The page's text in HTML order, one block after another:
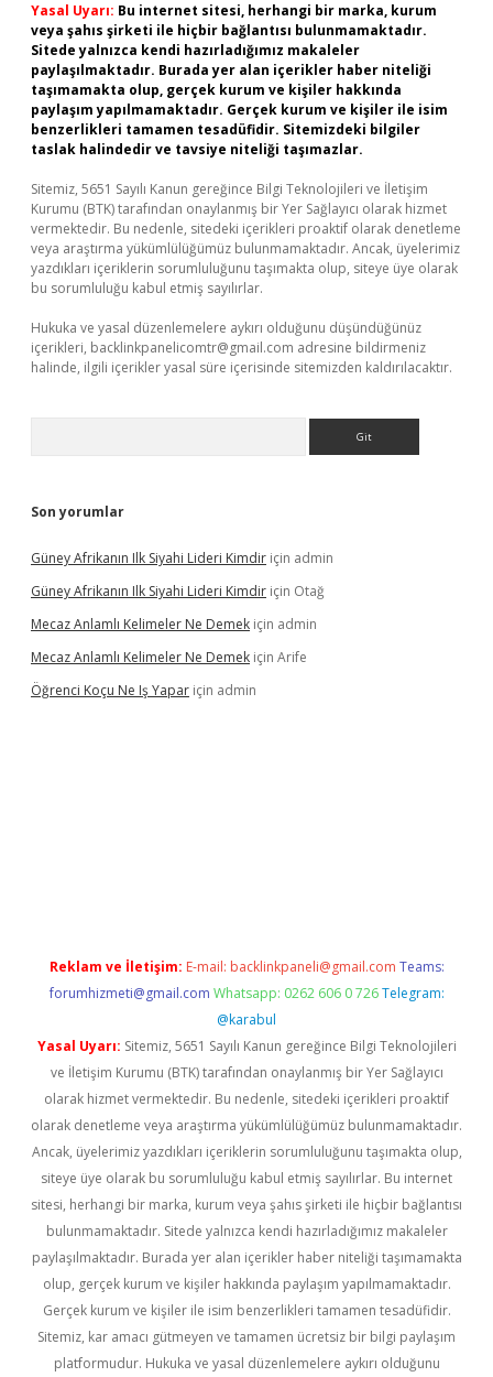
Yasal Uyarı: Bu internet sitesi, herhangi bir marka, kurum
veya şahıs şirketi ile hiçbir bağlantısı bulunmamaktadır.
Sitede yalnızca kendi hazırladığımız makaleler
paylaşılmaktadır. Burada yer alan içerikler haber niteliği
taşımamakta olup, gerçek kurum ve kişiler hakkında
paylaşım yapılmamaktadır. Gerçek kurum ve kişiler ile isim
benzerlikleri tamamen tesadüfidir. Sitemizdeki bilgiler
taslak halindedir ve tavsiye niteliği taşımazlar.
Sitemiz, 5651 Sayılı Kanun gereğince Bilgi Teknolojileri ve İletişim
Kurumu (BTK) tarafından onaylanmış bir Yer Sağlayıcı olarak hizmet
vermektedir. Bu nedenle, sitedeki içerikleri proaktif olarak denetleme
veya araştırma yükümlülüğümüz bulunmamaktadır. Ancak, üyelerimiz
yazdıkları içeriklerin sorumluluğunu taşımakta olup, siteye üye olarak
bu sorumluluğu kabul etmiş sayılırlar.
Hukuka ve yasal düzenlemelere aykırı olduğunu düşündüğünüz
içerikleri, backlinkpanelicomtr@gmail.com adresine bildirmeniz
halinde, ilgili içerikler yasal süre içerisinde sitemizden kaldırılacaktır.
Son yorumlar
Güney Afrikanın Ilk Siyahi Lideri Kimdir için admin
Güney Afrikanın Ilk Siyahi Lideri Kimdir için Otağ
Mecaz Anlamlı Kelimeler Ne Demek için admin
Mecaz Anlamlı Kelimeler Ne Demek için Arife
Öğrenci Koçu Ne Iş Yapar için admin
Reklam ve İletişim: E-mail: backlinkpaneli@gmail.com Teams:
forumhizmeti@gmail.com Whatsapp: 0262 606 0 726 Telegram:
@karabul
Yasal Uyarı: Sitemiz, 5651 Sayılı Kanun gereğince Bilgi Teknolojileri
ve İletişim Kurumu (BTK) tarafından onaylanmış bir Yer Sağlayıcı
olarak hizmet vermektedir. Bu nedenle, sitedeki içerikleri proaktif
olarak denetleme veya araştırma yükümlülüğümüz bulunmamaktadır.
Ancak, üyelerimiz yazdıkları içeriklerin sorumluluğunu taşımakta olup,
siteye üye olarak bu sorumluluğu kabul etmiş sayılırlar. Bu internet
sitesi, herhangi bir marka, kurum veya şahıs şirketi ile hiçbir bağlantısı
bulunmamaktadır. Sitede yalnızca kendi hazırladığımız makaleler
paylaşılmaktadır. Burada yer alan içerikler haber niteliği taşımamakta
olup, gerçek kurum ve kişiler hakkında paylaşım yapılmamaktadır.
Gerçek kurum ve kişiler ile isim benzerlikleri tamamen tesadüfidir.
Sitemiz, kar amacı gütmeyen ve tamamen ücretsiz bir bilgi paylaşım
platformudur. Hukuka ve yasal düzenlemelere aykırı olduğunu